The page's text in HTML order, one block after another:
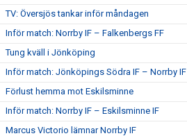
TV: Översjös tankar inför måndagen
Inför match: Norrby IF – Falkenbergs FF
Tung kväll i Jönköping
Inför match: Jönköpings Södra IF – Norrby IF
Förlust hemma mot Eskilsminne
Inför match: Norrby IF – Eskilsminne IF
Marcus Victorio lämnar Norrby IF